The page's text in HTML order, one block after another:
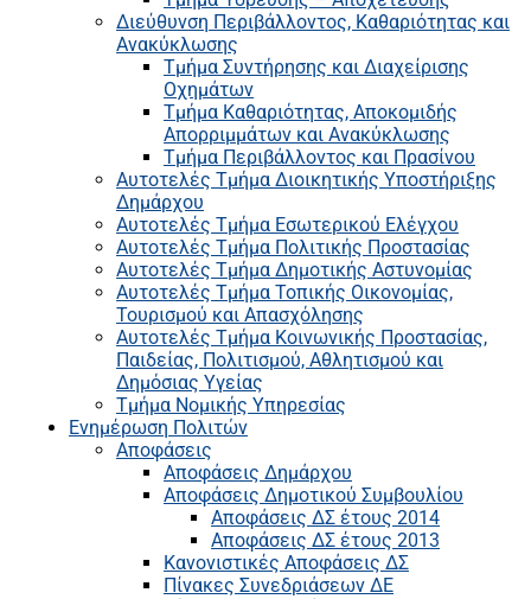
Διεύθυνση Περιβάλλοντος, Καθαριότητας και
Ανακύκλωσης
Τμήμα Συντήρησης και Διαχείρισης
Οχημάτων
Τμήμα Καθαριότητας, Αποκομιδής
Απορριμμάτων και Ανακύκλωσης
Τμήμα Περιβάλλοντος και Πρασίνου
Αυτοτελές Τμήμα Διοικητικής Υποστήριξης
Δημάρχου
Αυτοτελές Τμήμα Εσωτερικού Ελέγχου
Αυτοτελές Τμήμα Πολιτικής Προστασίας
Αυτοτελές Τμήμα Δημοτικής Αστυνομίας
Αυτοτελές Τμήμα Τοπικής Οικονομίας,
Τουρισμού και Απασχόλησης
Αυτοτελές Τμήμα Κοινωνικής Προστασίας,
Παιδείας, Πολιτισμού, Αθλητισμού και
Δημόσιας Υγείας
Τμήμα Νομικής Υπηρεσίας
Ενημέρωση Πολιτών
Αποφάσεις
Αποφάσεις Δημάρχου
Αποφάσεις Δημοτικού Συμβουλίου
Αποφάσεις ΔΣ έτους 2014
Αποφάσεις ΔΣ έτους 2013
Κανονιστικές Αποφάσεις ΔΣ
Πίνακες Συνεδριάσεων ΔΕ